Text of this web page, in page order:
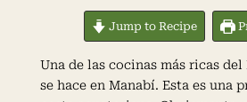
Jump to Recipe
Una de las cocinas más ricas del
se hace en Manabí. Esta es una